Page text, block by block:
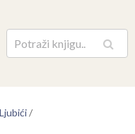
Pretraga
/